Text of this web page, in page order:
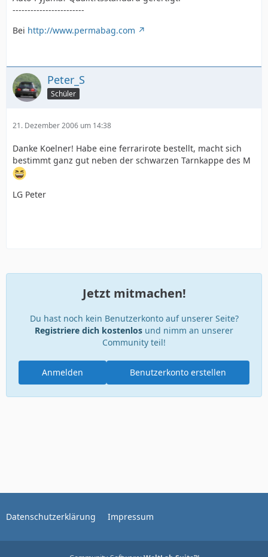
------------------------
Bei http://www.permabag.com
Peter_S
Schüler
21. Dezember 2006 um 14:38
Danke Koelner! Habe eine ferrarirote bestellt, macht sich
bestimmt ganz gut neben der schwarzen Tarnkappe des M
LG Peter
Jetzt mitmachen!
Du hast noch kein Benutzerkonto auf unserer Seite?
Registriere dich kostenlos und nimm an unserer
Community teil!
Benutzerkonto erstellen
Anmelden
Datenschutzerklärung Impressum